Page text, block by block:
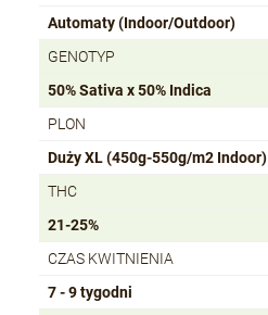
Automaty (Indoor/Outdoor)
GENOTYP
50% Sativa x 50% Indica
PLON
Duży XL (450g-550g/m2 Indoor)
THC
21-25%
CZAS KWITNIENIA
7 - 9 tygodni